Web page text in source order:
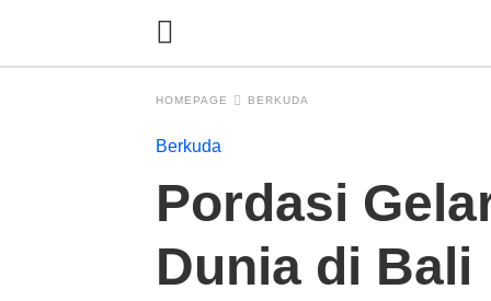
HOMEPAGE BERKUDA
Berkuda
Pordasi
Dunia di Bali